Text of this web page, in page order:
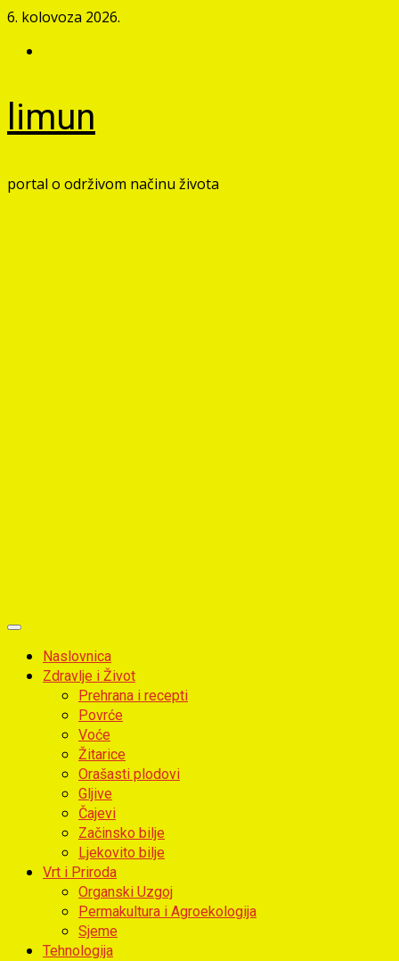
Skip
content
6. kolovoza 2026.
limun
portal o održivom načinu života
Primary
MenuNaslovnica
Zdravlje i Život
Prehrana i recepti
Povrće
Voće
Žitarice
Orašasti plodovi
Gljive
Čajevi
Začinsko bilje
Ljekovito bilje
Vrt i Priroda
Organski Uzgoj
Permakultura i Agroekologija
Sjeme
Tehnologija